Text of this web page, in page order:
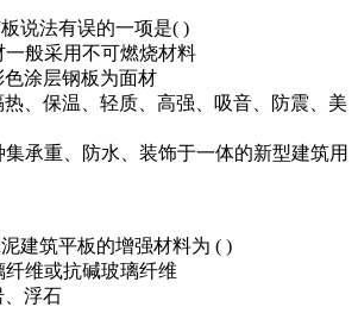
说法有误的一项是( )
般采用不可燃烧材料
涂层钢板为面材
、保温、轻质、高强、吸音、防震、美
承重、防水、装饰于一体的新型建筑用
建筑平板的增强材料为 ( )
维或抗碱玻璃纤维
、浮石